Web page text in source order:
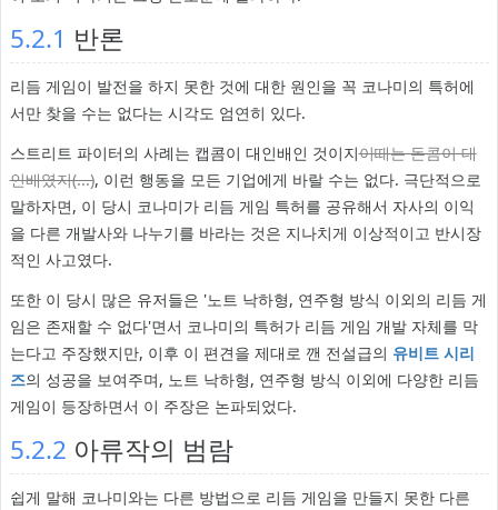
5.2.1 반론
리듬 게임이 발전을 하지 못한 것에 대한 원인을 꼭 코나미의 특허에
서만 찾을 수는 없다는 시각도 엄연히 있다.
스트리트 파이터의 사례는 캡콤이 대인배인 것이지이때는 돈콤이 대
인배였지(...), 이런 행동을 모든 기업에게 바랄 수는 없다. 극단적으로
말하자면, 이 당시 코나미가 리듬 게임 특허를 공유해서 자사의 이익
을 다른 개발사와 나누기를 바라는 것은 지나치게 이상적이고 반시장
적인 사고였다.
또한 이 당시 많은 유저들은 '노트 낙하형, 연주형 방식 이외의 리듬 게
임은 존재할 수 없다'면서 코나미의 특허가 리듬 게임 개발 자체를 막
는다고 주장했지만, 이후 이 편견을 제대로 깬 전설급의 유비트 시리
즈의 성공을 보여주며, 노트 낙하형, 연주형 방식 이외에 다양한 리듬
게임이 등장하면서 이 주장은 논파되었다.
5.2.2 아류작의 범람
쉽게 말해 코나미와는 다른 방법으로 리듬 게임을 만들지 못한 다른